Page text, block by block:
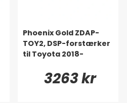
Phoenix Gold ZDAP-
TOY2, DSP-forstærker
til Toyota 2018-
3263 kr